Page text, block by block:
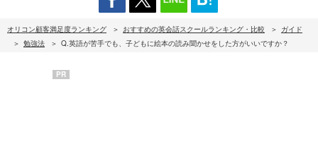
オリコン顧客満足度ランキング おすすめの英会話スクールランキング・比較
ガイド
勉強法
Q.英語が苦手でも、子どもに絵本の読み聞かせをした方がいいですか？
PR